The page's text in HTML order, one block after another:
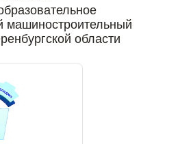
машиностроительный
области